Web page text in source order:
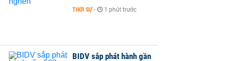
THỜI SỰ - 1 phút trước
BIDV sắp phát hành gần